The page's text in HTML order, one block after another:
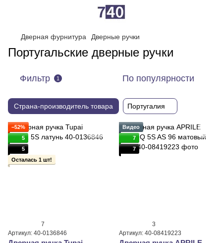
Дверная фурнитура Дверные ручки
Португальские дверные ручки
Фильтр 1 По популярности
Страна-производитель товара Португалия
−52%
5
5
Осталась 1 шт!
7
Артикул: 40-0136846
Видео
7
7
3
Артикул: 40-08419223